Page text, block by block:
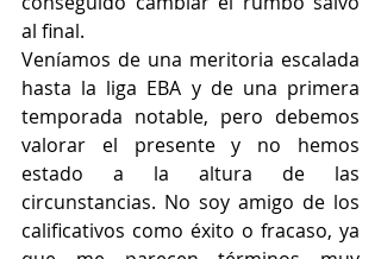
al final.
Veníamos de una meritoria escalada
hasta la liga EBA y de una primera
temporada notable, pero debemos
valorar el presente y no hemos
estado a la altura de las
circunstancias. No soy amigo de los
calificativos como éxito o fracaso, ya